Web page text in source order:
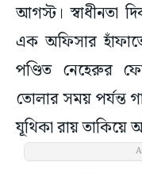
আগস্ট। স্বাধীনতা
এক অফিসার
পণ্ডিত নেহেরুর
তোলার সময় পর্যন্ত
যূথিকা রায় তাকিয়ে